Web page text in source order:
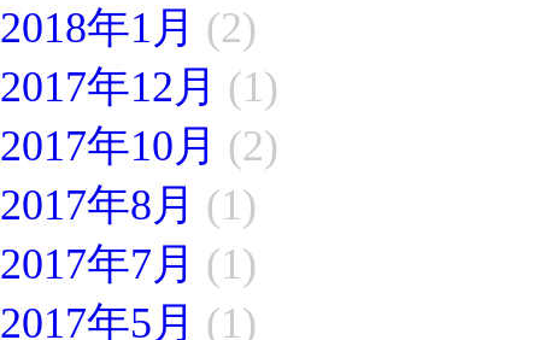
2018年1月 (2)
2017年12月 (1)
2017年10月 (2)
2017年8月 (1)
2017年7月 (1)
2017年5月 (1)